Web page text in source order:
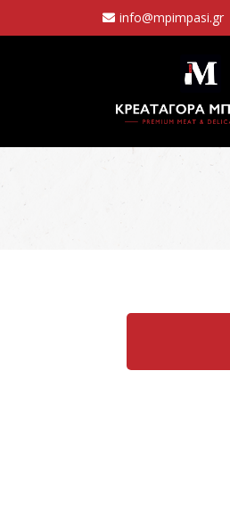
info@mpimpasi.gr